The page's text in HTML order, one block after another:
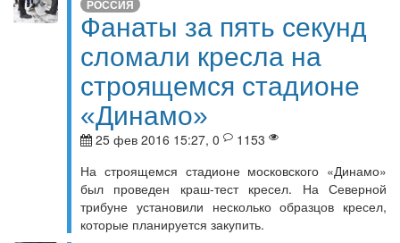
РОССИЯ
Фанаты за пять секунд
сломали кресла на
строящемся стадионе
«Динамо»
25 фев 2016 15:27, 0
1153
На строящемся стадионе московского «Динамо»
был проведен краш-тест кресел. На Северной
трибуне установили несколько образцов кресел,
которые планируется закупить.